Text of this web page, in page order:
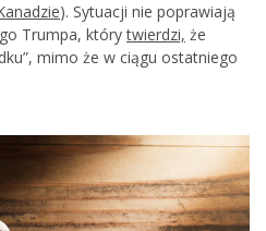
). Sytuacji nie poprawiają
Trumpa, którytwierdzi, że
mimo że w ciągu ostatniego